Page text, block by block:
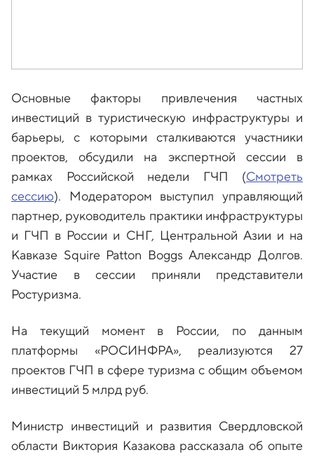
Основные факторы привлечения частных
инвестиций в туристическую инфраструктуры и
барьеры, с которыми сталкиваются участники
проектов, обсудили на экспертной сессии в
рамках Российской недели ГЧП (Смотреть
сессию). Модератором выступил управляющий
партнер, руководитель практики инфраструктуры
и ГЧП в России и СНГ, Центральной Азии и на
Кавказе Squire Patton Boggs Александр Долгов.
Участие в сессии приняли представители
Ростуризма.
На текущий момент в России, по данным
платформы «РОСИНФРА», реализуются 27
проектов ГЧП в сфере туризма с общим объемом
инвестиций 5 млрд руб.
Министр инвестиций и развития Свердловской
области Виктория Казакова рассказала об опыте